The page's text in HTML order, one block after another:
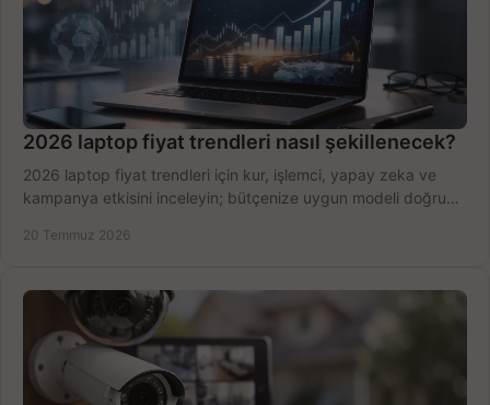
2026 laptop fiyat trendleri nasıl şekillenecek?
2026 laptop fiyat trendleri için kur, işlemci, yapay zeka ve
kampanya etkisini inceleyin; bütçenize uygun modeli doğru
20 Temmuz 2026